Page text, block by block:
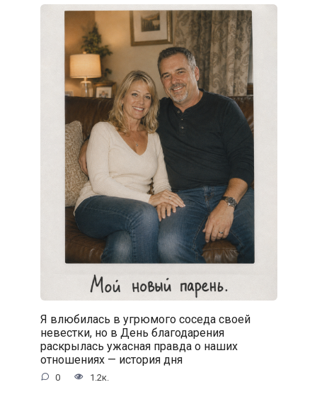
Я влюбилась в угрюмого соседа своей
невестки, но в День благодарения
раскрылась ужасная правда о наших
отношениях — история дня
0 1.2к.